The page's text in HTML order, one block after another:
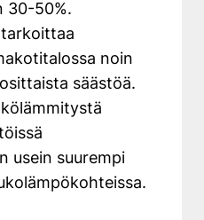
30-50%.
noin
säästöä.
usein suurempi